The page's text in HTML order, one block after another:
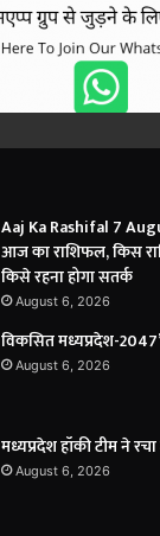
Aaj Ka Rashifal 7
आज का राशिफल, किस
किसे रहना होगा सतर्क
August 6, 2026
विकसित मध्यप्रदेश-
August 6, 2026
मध्यप्रदेश हॉकी टीम ने
August 6, 2026